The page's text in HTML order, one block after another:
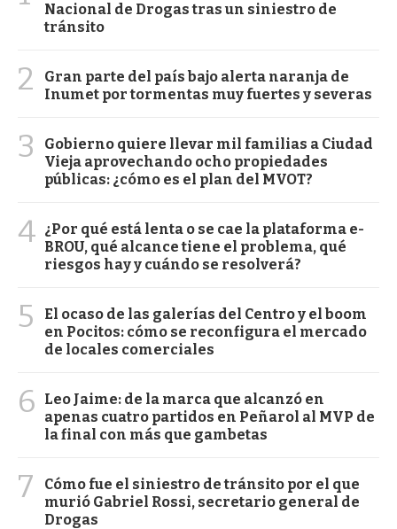
Nacional de Drogas tras un siniestro de
tránsito
2
Gran parte del país bajo alerta naranja de
Inumet por tormentas muy fuertes y severas
3
Gobierno quiere llevar mil familias a Ciudad
Vieja aprovechando ocho propiedades
públicas: ¿cómo es el plan del MVOT?
4 ¿Por qué está lenta o se cae la plataforma e-
BROU, qué alcance tiene el problema, qué
riesgos hay y cuándo se resolverá?
5
El ocaso de las galerías del Centro y el boom
en Pocitos: cómo se reconfigura el mercado
de locales comerciales
6
Leo Jaime: de la marca que alcanzó en
apenas cuatro partidos en Peñarol al MVP de
la final con más que gambetas
7
Cómo fue el siniestro de tránsito por el que
murió Gabriel Rossi, secretario general de
Drogas